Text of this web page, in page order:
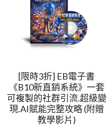
[限時3折] EB電子書
《B10新直銷系統》一套
可複製的社群引流.超級變
現.AI賦能完整攻略 (附贈
教學影片)